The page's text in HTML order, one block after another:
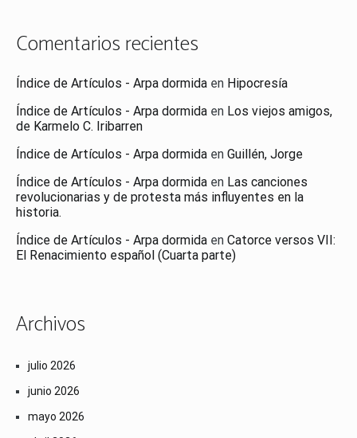
Comentarios recientes
Índice de Artículos - Arpa dormida en Hipocresía
Índice de Artículos - Arpa dormida en Los viejos amigos,
de Karmelo C. Iribarren
Índice de Artículos - Arpa dormida en Guillén, Jorge
Índice de Artículos - Arpa dormida en Las canciones
revolucionarias y de protesta más influyentes en la
historia.
Índice de Artículos - Arpa dormida en Catorce versos VII:
El Renacimiento español (Cuarta parte)
Archivos
julio 2026
junio 2026
mayo 2026